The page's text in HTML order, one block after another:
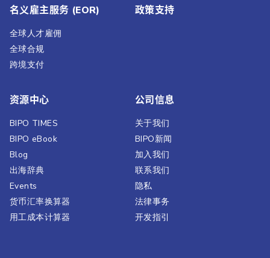
名义雇主服务 (EOR)
全球人才雇佣
全球合规
跨境支付
政策支持
资源中心
BIPO TIMES
BIPO eBook
Blog
出海辞典
Events
货币汇率换算器
用工成本计算器
公司信息
关于我们
BIPO新闻​
加入我们
联系我们
隐私
法律事务
开发指引